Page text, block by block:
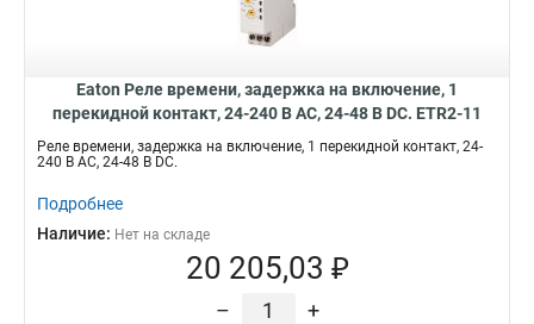
Eaton Реле времени, задержка на включение, 1
перекидной контакт, 24-240 В АС, 24-48 В DC. ETR2-11
Реле времени, задержка на включение, 1 перекидной контакт, 24-
240 В АС, 24-48 В DC.
Подробнее
Наличие: Нет на складе
20 205,03 ₽
– +